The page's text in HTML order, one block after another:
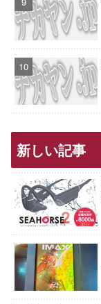
新しい記事